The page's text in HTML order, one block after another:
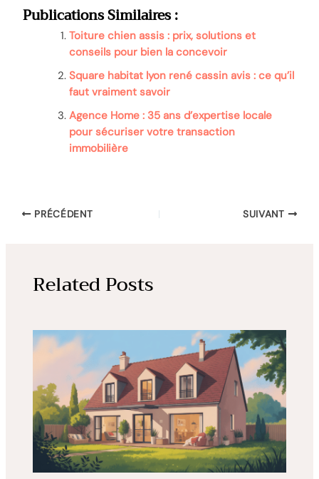
Publications Similaires :
Toiture chien assis : prix, solutions et
conseils pour bien la concevoir
Square habitat lyon rené cassin avis : ce qu’il
faut vraiment savoir
Agence Home : 35 ans d’expertise locale
pour sécuriser votre transaction
immobilière
PRÉCÉDENT SUIVANT
Related Posts